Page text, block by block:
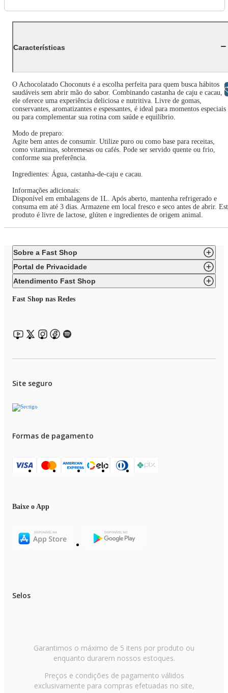
Características
O Achocolatado Choconuts é a escolha perfeita para quem busca hábitos
saudáveis sem abrir mão do sabor. Combinando castanha de caju e cacau,
ele oferece uma experiência deliciosa e nutritiva. Livre de gomas,
conservantes, aromatizantes e espessantes, é ideal para momentos especiais
ou para complementar sua rotina com saúde e equilíbrio.
Modo de preparo:
Agite bem antes de consumir. Utilize puro ou como base para receitas,
como vitaminas, sobremesas ou cafés. Pode ser servido quente ou frio,
conforme sua preferência.
Ingredientes: Água, castanha-de-caju e cacau.
Informações adicionais:
Disponível em embalagens de 1L. Após aberto, mantenha refrigerado e
consuma em até 3 dias. Armazene em local fresco e seco antes de abrir.
produto é livre de lactose, glúten e ingredientes de origem animal.
Sobre a Fast Shop
Portal de Privacidade
Atendimento Fast Shop
Fast Shop nas Redes
Site seguro
Formas de pagamento
Baixe o App
Selos
Garantimos o máximo de 5 itens por produto ou
enquanto durarem nossos estoques.
Preços e condições de pagamento válidos
exclusivamente para compras efetuadas no site,
Libras